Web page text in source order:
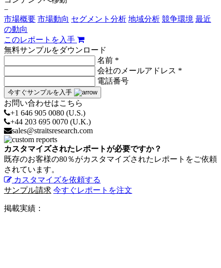
−
市場概要 市場動向 セグメント分析 地域分析 競争環境 最近
の動向
このレポートを入手
無料サンプルをダウンロード
名前 *
会社のメールアドレス *
電話番号
今すぐサンプルを入手
お問い合わせはこちら
+1 646 905 0080 (U.S.)
+44 203 695 0070 (U.K.)
sales@straitsresearch.com
カスタマイズされたレポートが必要ですか？
既存のお客様の80％がカスタマイズされたレポートをご依頼
されています。
カスタマイズを依頼する
サンプル請求 今すぐレポートを注文
掲載実績：